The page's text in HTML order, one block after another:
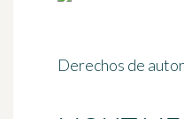
Derechos de